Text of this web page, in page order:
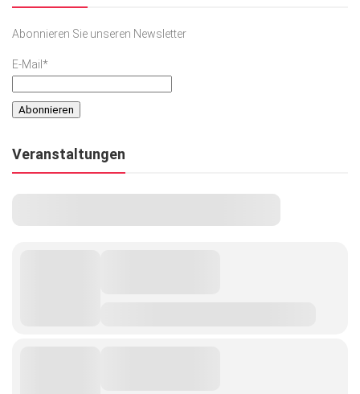
Abonnieren Sie unseren Newsletter
E-Mail*
Veranstaltungen